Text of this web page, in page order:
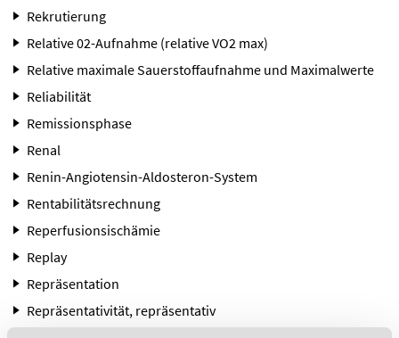
Rekrutierung
Relative 02-Aufnahme (relative VO2 max)
Relative maximale Sauerstoffaufnahme und Maximalwerte
Reliabilität
Remissionsphase
Renal
Renin-Angiotensin-Aldosteron-System
Rentabilitätsrechnung
Reperfusionsischämie
Replay
Repräsentation
Repräsentativität, repräsentativ